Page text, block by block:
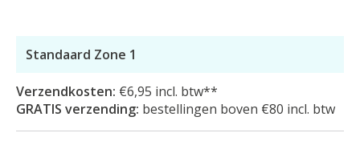
Standaard Zone 1
Verzendkosten: €6,95 incl. btw**
GRATIS verzending: bestellingen boven €80 incl. btw